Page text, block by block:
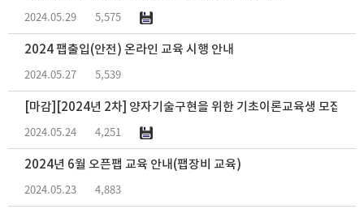
2024.05.29 5,575
2024 팹출입(안전) 온라인 교육 시행 안내
2024.05.27 5,539
[마감][2024년 2차] 양자기술구현을 위한 기초이론교육생 모집 (아
2024.05.24 4,251
2024년 6월 오픈팹 교육 안내(팹장비 교육)
2024.05.23 4,883